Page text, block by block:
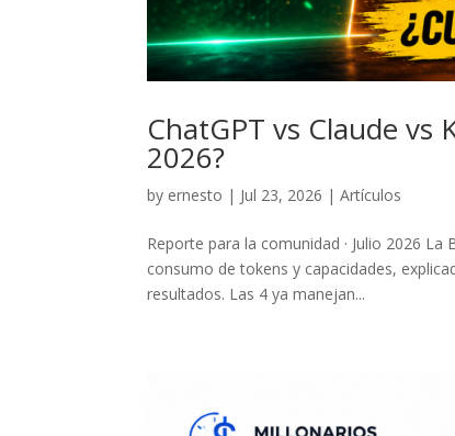
ChatGPT vs Claude vs
2026?
by ernesto | Jul 23, 2026 |Artículos
Reporte para la comunidad · Julio 2026
consumo de tokens y capacidades,
resultados. Las 4 ya manejan...